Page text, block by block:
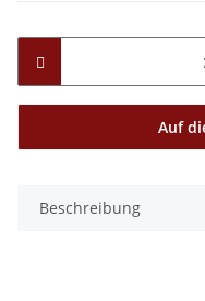
Auf
Beschreibung